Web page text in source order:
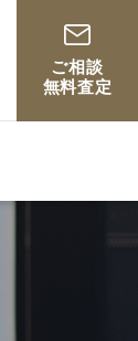
ご相談
無料査定